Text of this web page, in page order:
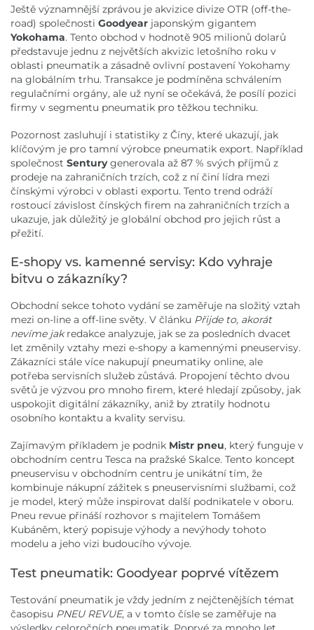
Ještě významnější zprávou je akvizice divize OTR (off-the-
road) společnosti Goodyear japonským gigantem
Yokohama. Tento obchod v hodnotě 905 milionů dolarů
představuje jednu z největších akvizic letošního roku v
oblasti pneumatik a zásadně ovlivní postavení Yokohamy
na globálním trhu. Transakce je podmíněna schválením
regulačními orgány, ale už nyní se očekává, že posílí pozici
firmy v segmentu pneumatik pro těžkou techniku.
Pozornost zasluhují i statistiky z Číny, které ukazují, jak
klíčovým je pro tamní výrobce pneumatik export. Například
společnost Senturygenerovala až 87 % svých příjmů z
prodeje na zahraničních trzích, což z ní činí lídra mezi
čínskými výrobci v oblasti exportu. Tento trend odráží
rostoucí závislost čínských firem na zahraničních trzích a
ukazuje, jak důležitý je globální obchod pro jejich růst a
přežití.
E-shopy vs. kamenné servisy: Kdo vyhraje
bitvu o zákazníky?
Obchodní sekce tohoto vydání se zaměřuje na složitý vztah
mezi on-line a off-line světy. V článku Přijde to, akorát
nevíme jakredakce analyzuje, jak se za posledních dvacet
let změnily vztahy mezi e-shopy a kamennými pneuservisy.
Zákazníci stále více nakupují pneumatiky online, ale
potřeba servisních služeb zůstává. Propojení těchto dvou
světů je výzvou pro mnoho firem, které hledají způsoby, jak
uspokojit digitální zákazníky, aniž by ztratily hodnotu
osobního kontaktu a kvality servisu.
Zajímavým příkladem je podnik Mistr pneu, který funguje v
obchodním centru Tesca na pražské Skalce. Tento koncept
pneuservisu v obchodním centru je unikátní tím, že
kombinuje nákupní zážitek s pneuservisními službami, což
je model, který může inspirovat další podnikatele v oboru.
Pneu revue přináší rozhovor s majitelem Tomášem
Kubáněm, který popisuje výhody a nevýhody tohoto
modelu a jeho vizi budoucího vývoje.
Test pneumatik: Goodyear poprvé vítězem
Testování pneumatik je vždy jedním z nejčtenějších témat
časopisu PNEU REVUE, a v tomto čísle se zaměřuje na